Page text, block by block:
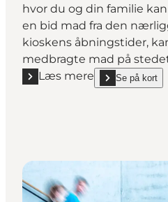
hvor du og din familie
en bid mad fra den
kioskens åbningstider,
medbragte mad på
Læs mere
Læs mere "Ørnereden"
Se på kort
show Ørnereden